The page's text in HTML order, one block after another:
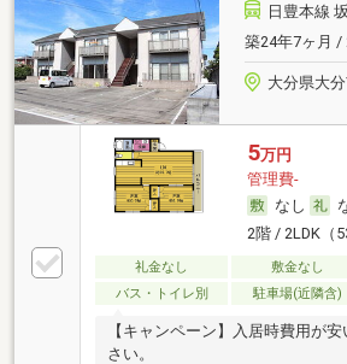
日豊本線
築24年7ヶ月 /
大分県大
5万円
管理費-
なし
2階 / 2LDK（
礼金なし 敷金なし
バス・トイレ別
駐車場(近隣含)
【キャンペーン】入居時費用が
さい。